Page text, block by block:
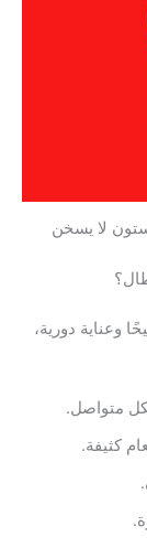
لا يسخن
وعناية دورية،
متواصل.
كثيفة.